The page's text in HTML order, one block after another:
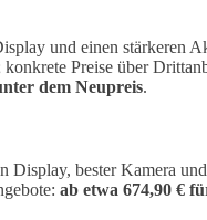
und einen stärkeren
Preise über
dem Neupreis.
Display, bester Kamera
ab etwa 674,90 €